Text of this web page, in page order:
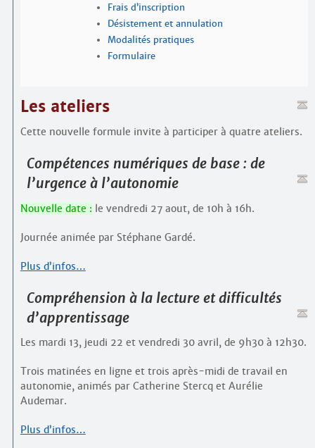
Frais d’inscription
Désistement et annulation
Modalités pratiques
Formulaire
Les ateliers
Cette nouvelle formule invite à participer à quatre ateliers.
Compétences numériques de base : de
l’urgence à l’autonomie
Nouvelle date : le vendredi 27 aout, de 10h à 16h.
Journée animée par Stéphane Gardé.
Plus d’infos…
Compréhension à la lecture et difficultés
d’apprentissage
Les mardi 13, jeudi 22 et vendredi 30 avril, de 9h30 à 12h30.
Trois matinées en ligne et trois après-midi de travail en
autonomie, animés par Catherine Stercq et Aurélie
Audemar.
Plus d’infos…